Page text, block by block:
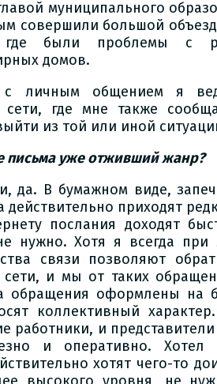
муниципального
совершили большой
где были проблемы с
домов.
личным общением я
сети, где мне также
из той или иной
письма уже отживший жанр?
да. В бумажном виде,
действительно приходят
послания доходят
нужно. Хотя я всегда
связи позволяют
и мы от таких
обращения оформлены на
коллективный
работники, и
и оперативно.
хотят чего-то